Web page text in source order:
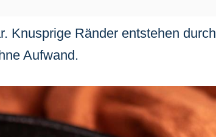
Knusprige Ränder entstehen durch
Aufwand.